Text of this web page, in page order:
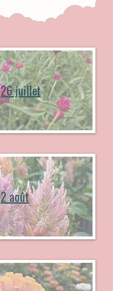
26 juillet
2 août